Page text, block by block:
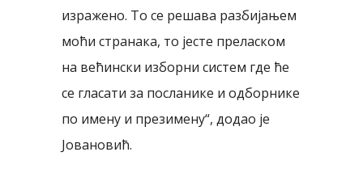
изражено. То се решава разбијањем
моћи странака, то јесте преласком
на већински изборни систем где ће
се гласати за посланике и одборнике
по имену и презимену“, додао је
Јовановић.